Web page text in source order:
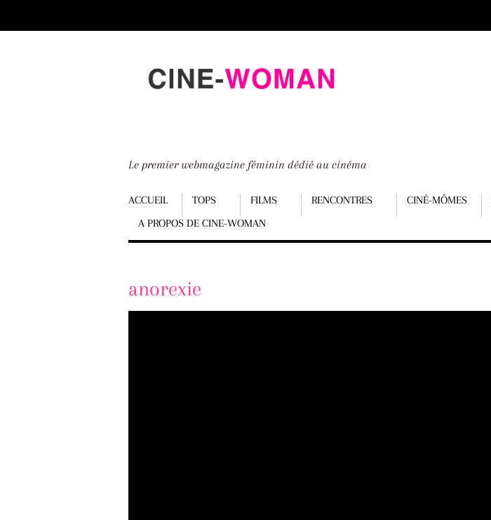
down
Le premier webmagazine féminin dédié au cinéma
Menu
ACCUEIL TOPS FILMS RENCONTRES CINÉ-MÔMES
A PROPOS DE CINE-WOMAN
Scroll
content
anorexie